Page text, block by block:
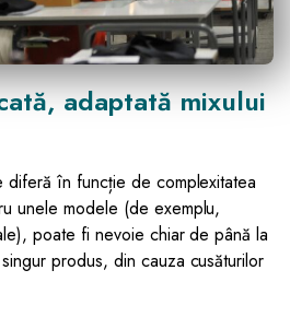
adaptată mixului
în funcție de complexitatea
unele modele (de exemplu,
poate fi nevoie chiar de până la
produs, din cauza cusăturilor